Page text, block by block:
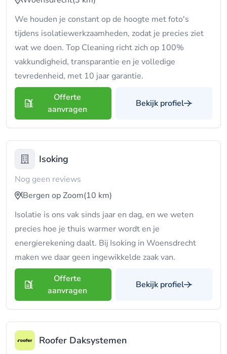
We houden je constant op de hoogte met foto's
tijdens isolatiewerkzaamheden, zodat je precies ziet
wat we doen. Top Cleaning richt zich op 100%
vakkundigheid, transparantie en je volledige
tevredenheid, met 10 jaar garantie.
Offerte
aanvragen
Bekijk profiel
Isoking
Nog geen reviews
Bergen op Zoom(10 km)
Isolatie is ons vak sinds jaar en dag, en we weten
precies hoe je thuis warmer wordt en je
energierekening daalt. Bij Isoking in Woensdrecht
maken we daar geen ingewikkelde zaak van.
Offerte
aanvragen
Bekijk profiel
Roofer Daksystemen